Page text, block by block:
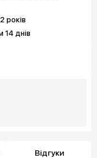
років
14 днів
Відгуки